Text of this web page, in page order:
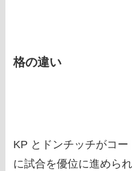
格の違い
KP とドンチッチがコ
に試合を優位に進めら